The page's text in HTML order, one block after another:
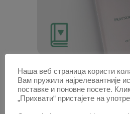
Анали 2012 |
Радови овог аутора у
Наша веб страница користи
Вам пружили најрелевантније
поставке и поновне посете.
„Прихвати“ пристајете на